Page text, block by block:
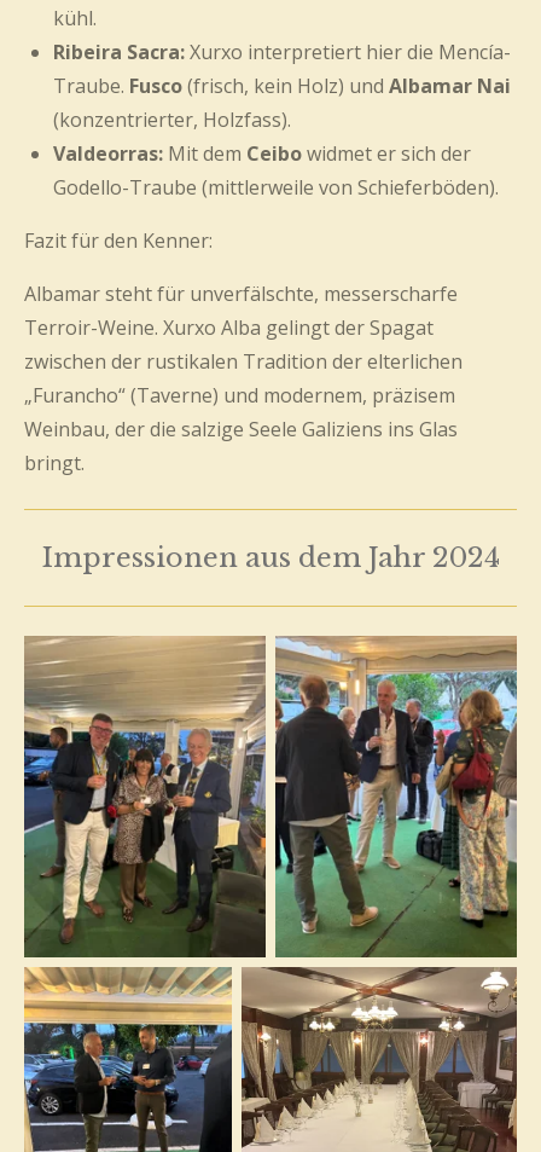
kühl.
Ribeira Sacra:Xurxo interpretiert hier die Mencía-
Traube. Fusco(frisch, kein Holz) und Albamar Nai
(konzentrierter, Holzfass).
Valdeorras: Mit dem Ceibowidmet er sich der
Godello-Traube (mittlerweile von Schieferböden).
Fazit für den Kenner:
Albamar steht für unverfälschte, messerscharfe
Terroir-Weine. Xurxo Alba gelingt der Spagat
zwischen der rustikalen Tradition der elterlichen
„Furancho“ (Taverne) und modernem, präzisem
Weinbau, der die salzige Seele Galiziens ins Glas
bringt.
Impressionen aus dem Jahr 2024